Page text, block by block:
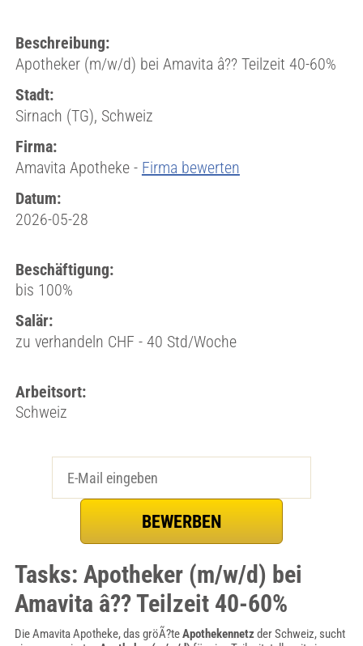
Beschreibung:
Apotheker (m/w/d) bei Amavita â?? Teilzeit 40-60%
Stadt:
Sirnach (TG), Schweiz
Firma:
Amavita Apotheke - Firma bewerten
Datum:
2026-05-28
Beschäftigung:
bis 100%
Salär:
zu verhandeln CHF - 40 Std/Woche
Arbeitsort:
Schweiz
Tasks: Apotheker (m/w/d) bei
Amavita â?? Teilzeit 40-60%
Die Amavita Apotheke, das gröÃ?teApothekennetzder Schweiz, sucht